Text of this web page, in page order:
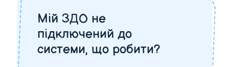
Мій ЗДО не
підключений до
системи, що робити?